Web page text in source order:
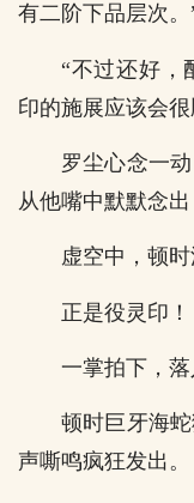
有二阶下品层次。
“不过还好，
印的施展应该会很
罗尘心念一
从他嘴中默默念
虚空中，顿时
正是役灵印！
一掌拍下，落
顿时巨牙海
声嘶鸣疯狂发出。